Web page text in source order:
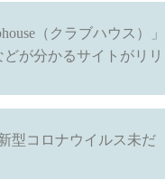
（クラブハウス）」
が分かるサイトがリリ
型コロナウイルス未だ